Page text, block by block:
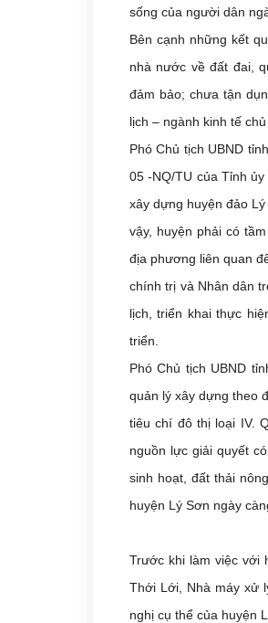
sống của người dân
Bên cạnh những kết
nhà nước về đất đai,
đảm bảo; chưa tận
lịch – ngành kinh tế
Phó Chủ tịch UBND
05 -NQ/TU của Tỉnh
xây dựng huyện đảo
vậy, huyện phải có
địa phương liên quan
chính trị và Nhân dân
lịch, triển khai thực
triển.
Phó Chủ tịch UBND
quản lý xây dựng theo
tiêu chí đô thị loại IV.
nguồn lực giải quyết
sinh hoạt, đất thải
huyện Lý Sơn ngày
Trước khi làm việc với
Thới Lới, Nhà máy xử
nghị cụ thể của huyện